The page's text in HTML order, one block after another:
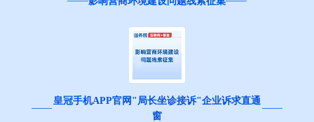
皇冠手机APP官网"局长坐诊接诉"企业诉求直通
窗